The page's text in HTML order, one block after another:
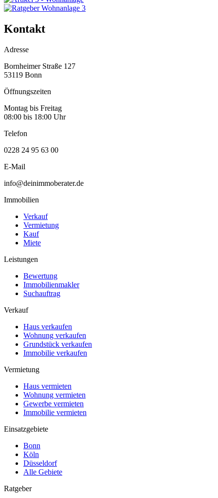
Kontakt
Adresse
Bornheimer Straße 127
53119 Bonn
Öffnungszeiten
Montag bis Freitag
08:00 bis 18:00 Uhr
Telefon
0228 24 95 63 00
E-Mail
info@deinimmoberater.de
Immobilien
Verkauf
Vermietung
Kauf
Miete
Leistungen
Bewertung
Immobilienmakler
Suchauftrag
Verkauf
Haus verkaufen
Wohnung verkaufen
Grundstück verkaufen
Immobilie verkaufen
Vermietung
Haus vermieten
Wohnung vermieten
Gewerbe vermieten
Immobilie vermieten
Einsatzgebiete
Bonn
Köln
Düsseldorf
Alle Gebiete
Ratgeber